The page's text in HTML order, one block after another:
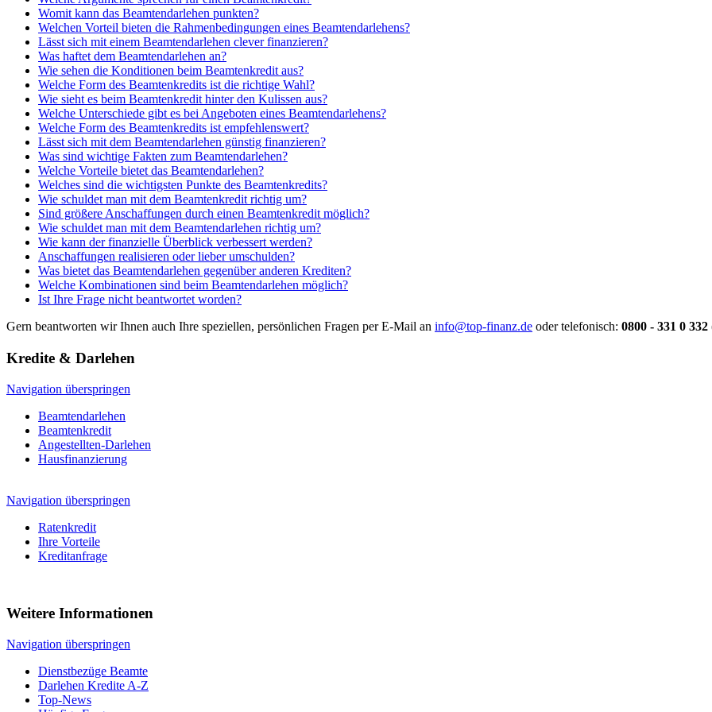
Womit kann das Beamtendarlehen punkten?
Welchen Vorteil bieten die Rahmenbedingungen eines Beamtendarlehens?
Lässt sich mit einem Beamtendarlehen clever finanzieren?
Was haftet dem Beamtendarlehen an?
Wie sehen die Konditionen beim Beamtenkredit aus?
Welche Form des Beamtenkredits ist die richtige Wahl?
Wie sieht es beim Beamtenkredit hinter den Kulissen aus?
Welche Unterschiede gibt es bei Angeboten eines Beamtendarlehens?
Welche Form des Beamtenkredits ist empfehlenswert?
Lässt sich mit dem Beamtendarlehen günstig finanzieren?
Was sind wichtige Fakten zum Beamtendarlehen?
Welche Vorteile bietet das Beamtendarlehen?
Welches sind die wichtigsten Punkte des Beamtenkredits?
Wie schuldet man mit dem Beamtenkredit richtig um?
Sind größere Anschaffungen durch einen Beamtenkredit möglich?
Wie schuldet man mit dem Beamtendarlehen richtig um?
Wie kann der finanzielle Überblick verbessert werden?
Anschaffungen realisieren oder lieber umschulden?
Was bietet das Beamtendarlehen gegenüber anderen Krediten?
Welche Kombinationen sind beim Beamtendarlehen möglich?
Ist Ihre Frage nicht beantwortet worden?
Gern beantworten wir Ihnen auch Ihre speziellen, persönlichen Fragen per E-Mail an info@top-finanz.de oder telefonisch: 0800 - 331 0 332
Kredite & Darlehen
Navigation überspringen
Beamtendarlehen
Beamtenkredit
Angestellten-Darlehen
Hausfinanzierung
Navigation überspringen
Ratenkredit
Ihre Vorteile
Kreditanfrage
Weitere Informationen
Navigation überspringen
Dienstbezüge Beamte
Darlehen Kredite A-Z
Top-News